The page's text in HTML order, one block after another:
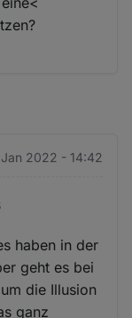
Jan 2022 - 14:42
haben in der
geht es bei
die Illusion
ganz